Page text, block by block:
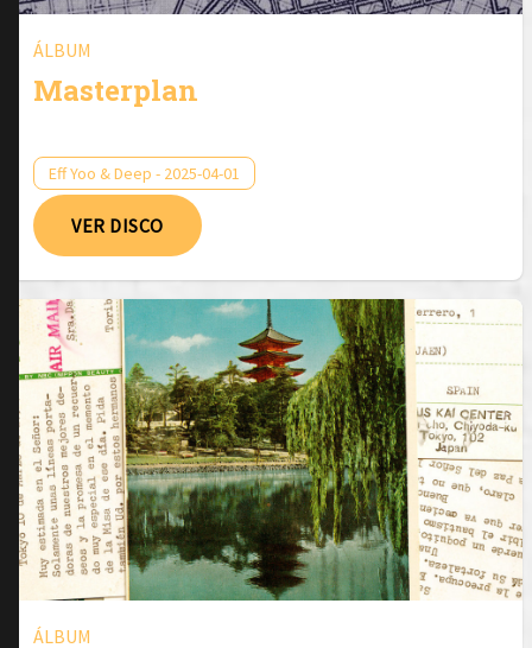
ÁLBUM
Masterplan
Eff Yoo & Deep - 2025-04-01
VER DISCO
ÁLBUM